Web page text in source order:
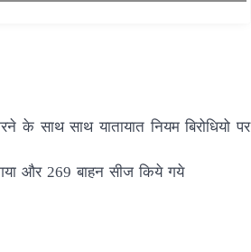
साथ साथ यातायात नियम बिरोधियो पर
और 269 बाहन सीज किये गये